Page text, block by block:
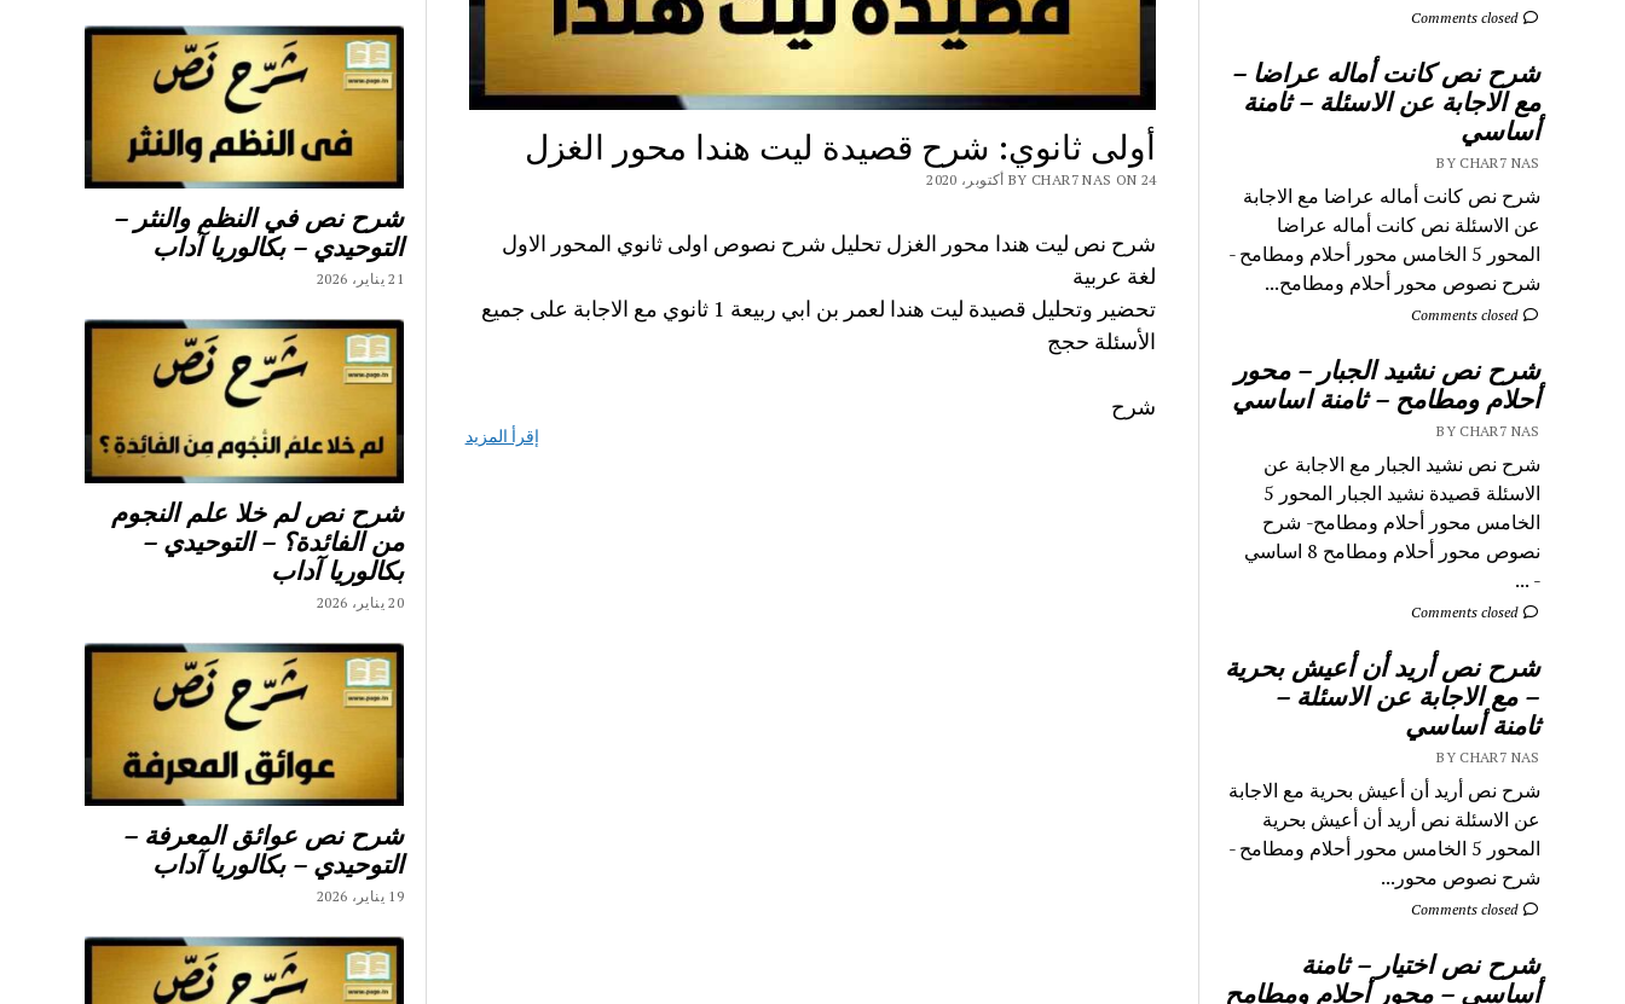
Comments closed
شرح نص كانت أماله عراضا –
مع الاجابة عن الاسئلة – ثامنة
أساسي
BY CHAR7 NAS
شرح نص كانت أماله عراضا مع الاجابة
عن الاسئلة نص كانت أماله عراضا
المحور 5 الخامس محور أحلام ومطامح -
شرح نصوص محور أحلام ومطامح...
Comments closed
شرح نص نشيد الجبار – محور
أحلام ومطامح – ثامنة اساسي
BY CHAR7 NAS
شرح نص نشيد الجبار مع الاجابة عن
الاسئلة قصيدة نشيد الجبار المحور 5
الخامس محور أحلام ومطامح- شرح
نصوص محور أحلام ومطامح 8 اساسي
- ...
Comments closed
شرح نص أريد أن أعيش بحرية
– مع الاجابة عن الاسئلة –
ثامنة أساسي
BY CHAR7 NAS
شرح نص أريد أن أعيش بحرية مع الاجابة
عن الاسئلة نص أريد أن أعيش بحرية
المحور 5 الخامس محور أحلام ومطامح -
شرح نصوص محور...
Comments closed
شرح نص اختيار – ثامنة
أساسي – محور أحلام ومطامح
أولى ثانوي: شرح قصيدة ليت هندا محور الغزل
BY CHAR7 NAS ON 24 أكتوبر، 2020
شرح نص ليت هندا محور الغزل تحليل شرح نصوص اولى ثانوي المحور الاول
لغة عربية
تحضير وتحليل قصيدة ليت هندا لعمر بن ابي ربيعة 1 ثانوي مع الاجابة على جميع
الأسئلة حجج
شرح
إقرأ المزيد
شرح نص في النظم والنثر –
التوحيدي – بكالوريا آداب
21 يناير، 2026
شرح نص لم خلا علم النجوم
من الفائدة؟ – التوحيدي –
بكالوريا آداب
20 يناير، 2026
شرح نص عوائق المعرفة –
التوحيدي – بكالوريا آداب
19 يناير، 2026